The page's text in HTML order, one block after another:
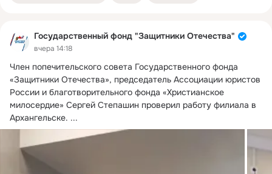
Государственный фонд "Защитники Отечества"
вчера 14:18
Член попечительского совета Государственного фонда
«Защитники Отечества», председатель Ассоциации юристов
России и благотворительного фонда «Христианское
милосердие» Сергей Степашин проверил работу филиала в
Архангельске. ...